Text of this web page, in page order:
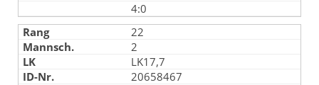
4:0
22
2
LK17,7
20658467